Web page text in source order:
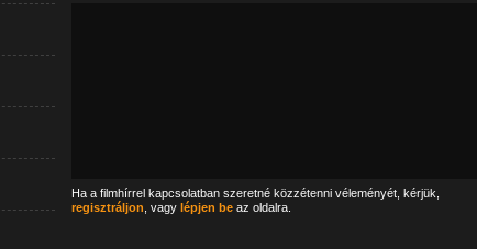
Ha a filmhírrel kapcsolatban szeretné közzétenni véleményét, kérjük,
regisztráljon , vagy lépjen beaz oldalra.